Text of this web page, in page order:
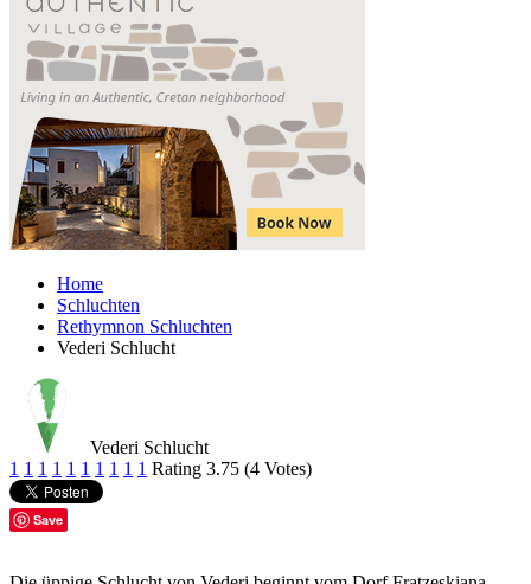
Home
Schluchten
Rethymnon Schluchten
Vederi Schlucht
Vederi Schlucht
1 1 1 1 1 1 1 1 1 1 Rating 3.75 (4 Votes)
Save